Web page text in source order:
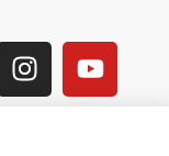
Instagram
Viber
Pinterest